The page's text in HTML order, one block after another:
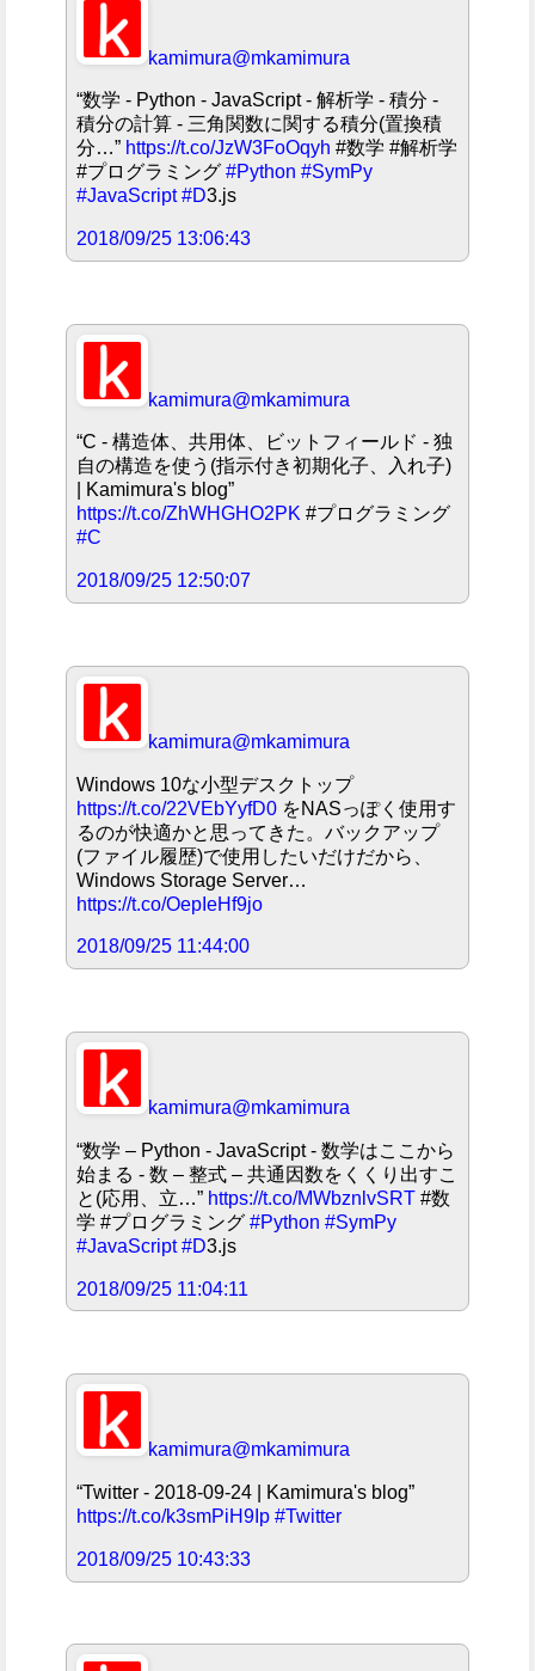
kamimura@mkamimura
“数学 - Python - JavaScript - 解析学 - 積分 -
積分の計算 - 三角関数に関する積分(置換積
分…” https://t.co/JzW3FoOqyh #数学 #解析学
#プログラミング #Python #SymPy
#JavaScript #D3.js
2018/09/25 13:06:43
kamimura@mkamimura
“C - 構造体、共用体、ビットフィールド - 独
自の構造を使う(指示付き初期化子、入れ子)
| Kamimura's blog”
https://t.co/ZhWHGHO2PK#プログラミング
#C
2018/09/25 12:50:07
kamimura@mkamimura
Windows 10な小型デスクトップ
https://t.co/22VEbYyfD0をNASっぽく使用す
るのが快適かと思ってきた。バックアップ
(ファイル履歴)で使用したいだけだから、
Windows Storage Server…
https://t.co/OepIeHf9jo
2018/09/25 11:44:00
kamimura@mkamimura
“数学 – Python - JavaScript - 数学はここから
始まる - 数 – 整式 – 共通因数をくくり出すこ
と(応用、立…” https://t.co/MWbznlvSRT#数
学 #プログラミング #Python #SymPy
#JavaScript #D3.js
2018/09/25 11:04:11
kamimura@mkamimura
“Twitter - 2018-09-24 | Kamimura's blog”
https://t.co/k3smPiH9Ip #Twitter
2018/09/25 10:43:33